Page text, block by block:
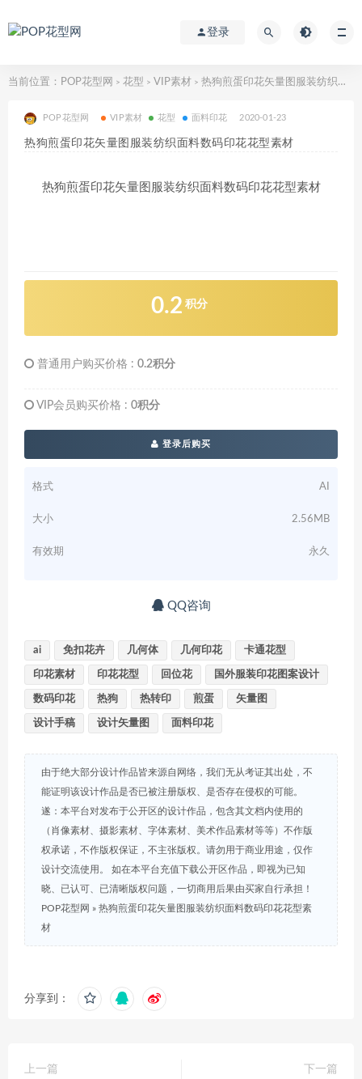
登录
当前位置： POP花型网 > 花型 > VIP素材 > 热狗煎蛋印花矢量图服装纺织面料数码印花花型素材
POP花型网 VIP素材 花型 面料印花 2020-01-23
热狗煎蛋印花矢量图服装纺织面料数码印花花型素材
热狗煎蛋印花矢量图服装纺织面料数码印花花型素材
0.2 积分
普通用户购买价格 : 0.2积分
VIP会员购买价格 : 0积分
登录后购买
格式 AI
大小 2.56MB
有效期 永久
QQ咨询
ai 免扣花卉 几何体 几何印花 卡通花型
印花素材 印花花型 回位花 国外服装印花图案设计
数码印花 热狗 热转印 煎蛋 矢量图
设计手稿 设计矢量图 面料印花
由于绝大部分设计作品皆来源自网络，我们无从考证其出处，不
能证明该设计作品是否已被注册版权、是否存在侵权的可能。
遂：本平台对发布于公开区的设计作品，包含其文档内使用的
（肖像素材、摄影素材、字体素材、美术作品素材等等）不作版
权承诺，不作版权保证，不主张版权。请勿用于商业用途，仅作
设计交流使用。 如在本平台充值下载公开区作品，即视为已知
晓、已认可、已清晰版权问题，一切商用后果由买家自行承担！
POP花型网 » 热狗煎蛋印花矢量图服装纺织面料数码印花花型素
材
分享到：
上一篇
下一篇